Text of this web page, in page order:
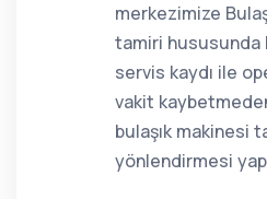
merkezimize
tamiri hususunda
servis kaydı ile
vakit
bulaşık makinesi
yönlendirmesi